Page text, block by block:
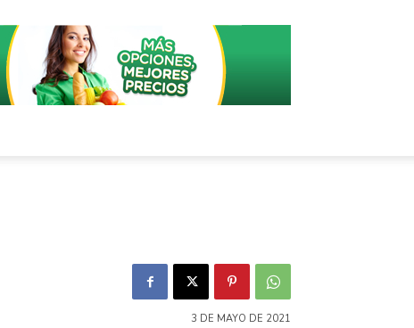
3 DE MAYO DE 2021